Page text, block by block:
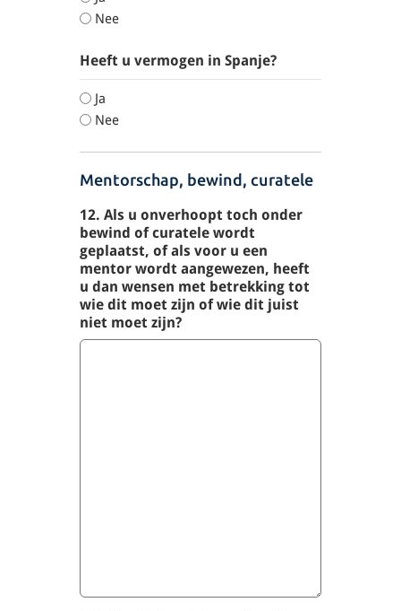
Nee
Heeft u vermogen in Spanje?
Ja
Nee
Mentorschap, bewind, curatele
12. Als u onverhoopt toch onder
bewind of curatele wordt
geplaatst, of als voor u een
mentor wordt aangewezen, heeft
u dan wensen met betrekking tot
wie dit moet zijn of wie dit juist
niet moet zijn?